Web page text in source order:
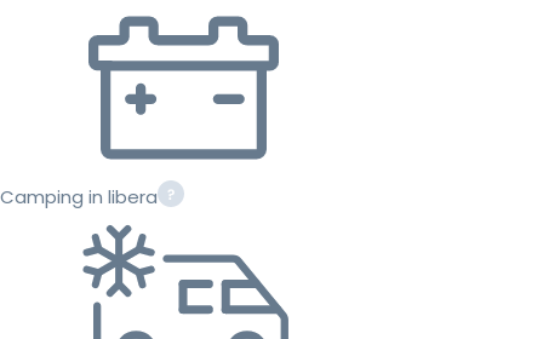
Camping in libera